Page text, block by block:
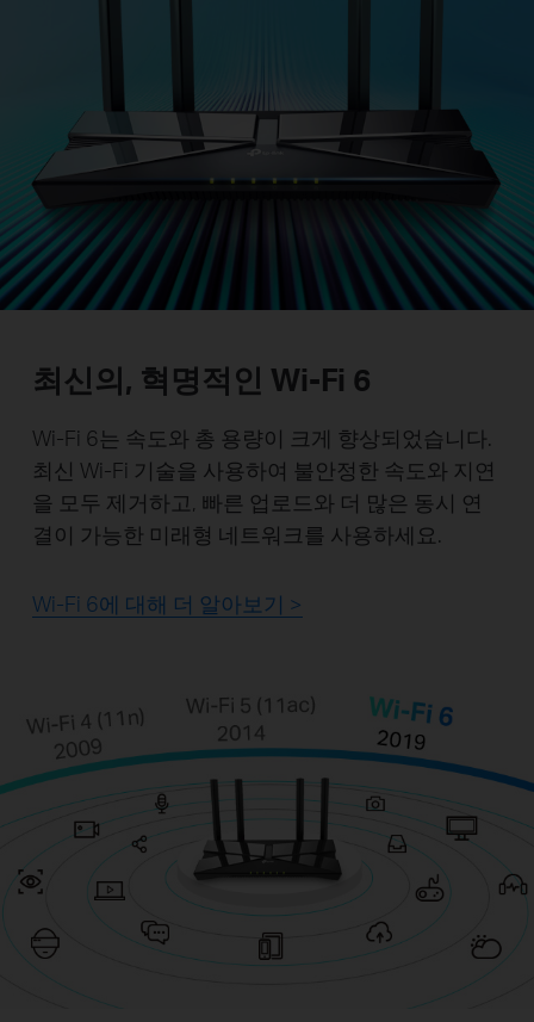
최신의, 혁명적인 Wi-Fi 6
Wi-Fi 6는 속도와 총 용량이 크게 향상되었습니다.
최신 Wi-Fi 기술을 사용하여 불안정한 속도와 지연
을 모두 제거하고, 빠른 업로드와 더 많은 동시 연
결이 가능한 미래형 네트워크를 사용하세요.
Wi-Fi 6에 대해 더 알아보기 >